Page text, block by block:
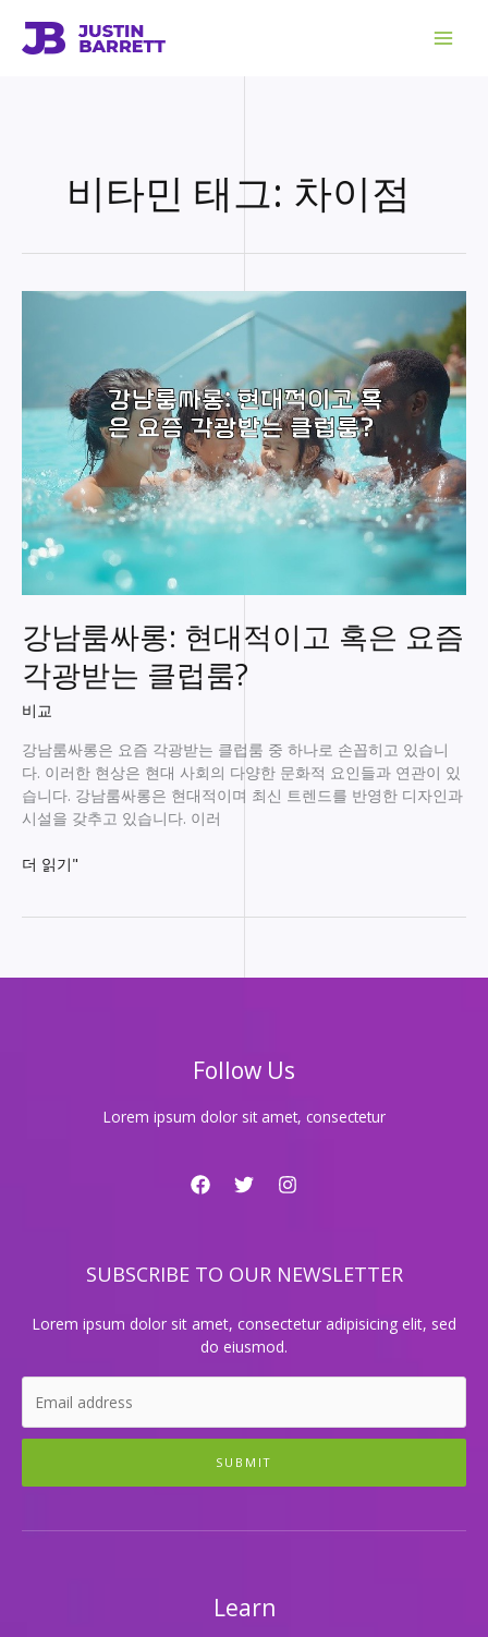
비타민 태그: 차이점
강남룸싸롱: 현대적이고 혹은 요즘
각광받는 클럽룸?
비교
강남룸싸롱은 요즘 각광받는 클럽룸 중 하나로 손꼽히고 있습니
다. 이러한 현상은 현대 사회의 다양한 문화적 요인들과 연관이 있
습니다. 강남룸싸롱은 현대적이며 최신 트렌드를 반영한 디자인과
시설을 갖추고 있습니다. 이러
강
현
룸?
더 읽기"
Follow Us
Lorem ipsum dolor sit amet, consectetur
SUBSCRIBE TO OUR NEWSLETTER
Lorem ipsum dolor sit amet, consectetur adipisicing elit, sed
do eiusmod.
SUBMIT
Learn